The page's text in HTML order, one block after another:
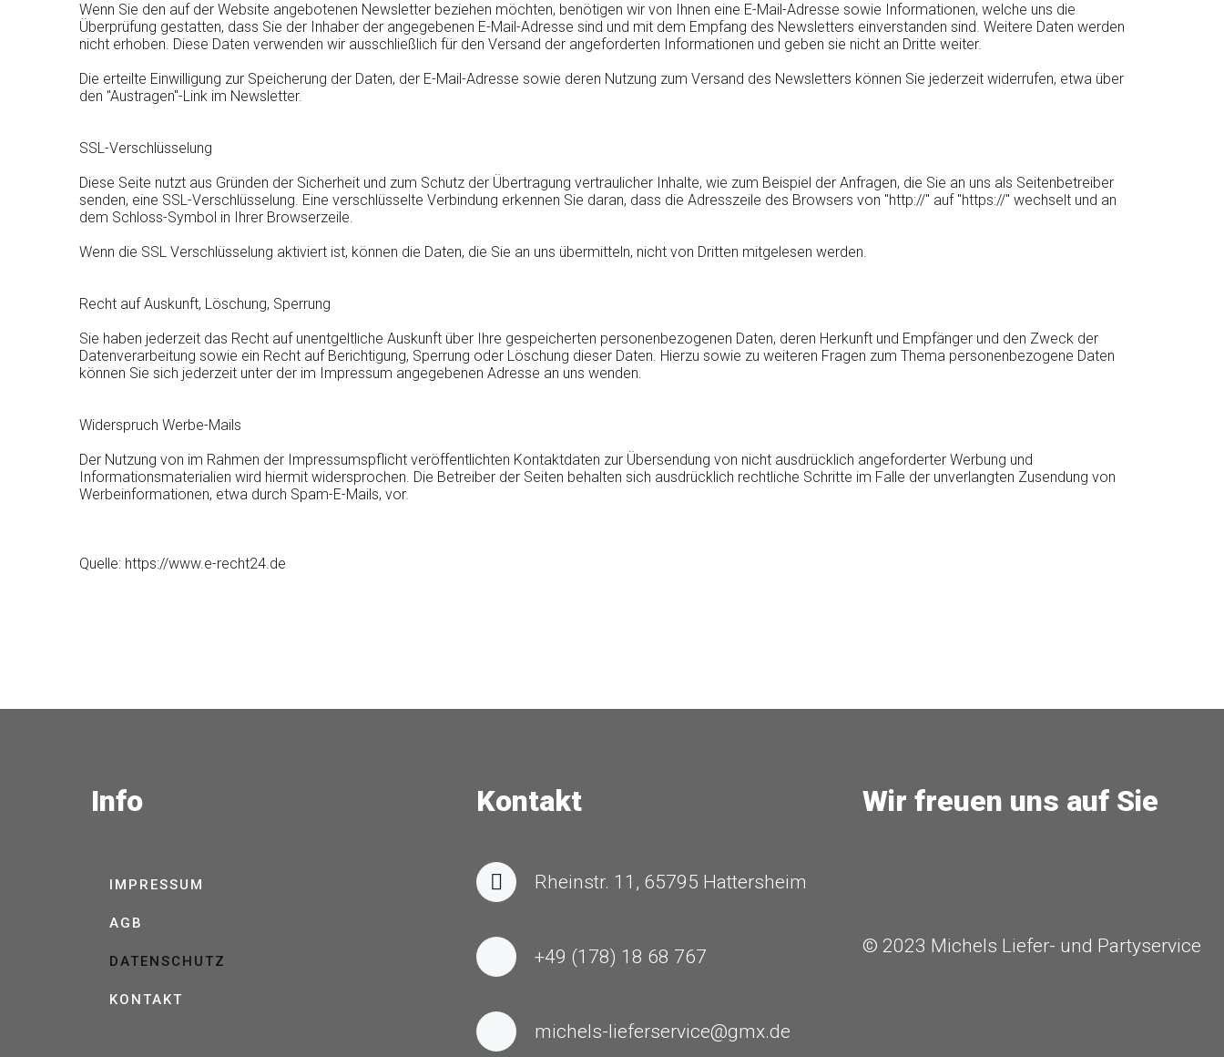
Wenn Sie den auf der Website angebotenen Newsletter beziehen möchten, benötigen wir von Ihnen eine E-Mail-Adresse sowie Informationen, welche uns die
Überprüfung gestatten, dass Sie der Inhaber der angegebenen E-Mail-Adresse sind und mit dem Empfang des Newsletters einverstanden sind. Weitere Daten werden
nicht erhoben. Diese Daten verwenden wir ausschließlich für den Versand der angeforderten Informationen und geben sie nicht an Dritte weiter.
Die erteilte Einwilligung zur Speicherung der Daten, der E-Mail-Adresse sowie deren Nutzung zum Versand des Newsletters können Sie jederzeit widerrufen, etwa über
den "Austragen"-Link im Newsletter.
SSL-Verschlüsselung
Diese Seite nutzt aus Gründen der Sicherheit und zum Schutz der Übertragung vertraulicher Inhalte, wie zum Beispiel der Anfragen, die Sie an uns als Seitenbetreiber
senden, eine SSL-Verschlüsselung. Eine verschlüsselte Verbindung erkennen Sie daran, dass die Adresszeile des Browsers von "http://" auf "https://" wechselt und an
dem Schloss-Symbol in Ihrer Browserzeile.
Wenn die SSL Verschlüsselung aktiviert ist, können die Daten, die Sie an uns übermitteln, nicht von Dritten mitgelesen werden.
Recht auf Auskunft, Löschung, Sperrung
Sie haben jederzeit das Recht auf unentgeltliche Auskunft über Ihre gespeicherten personenbezogenen Daten, deren Herkunft und Empfänger und den Zweck der
Datenverarbeitung sowie ein Recht auf Berichtigung, Sperrung oder Löschung dieser Daten. Hierzu sowie zu weiteren Fragen zum Thema personenbezogene Daten
können Sie sich jederzeit unter der im Impressum angegebenen Adresse an uns wenden.
Widerspruch Werbe-Mails
Der Nutzung von im Rahmen der Impressumspflicht veröffentlichten Kontaktdaten zur Übersendung von nicht ausdrücklich angeforderter Werbung und
Informationsmaterialien wird hiermit widersprochen. Die Betreiber der Seiten behalten sich ausdrücklich rechtliche Schritte im Falle der unverlangten Zusendung von
Werbeinformationen, etwa durch Spam-E-Mails, vor.
Quelle: https://www.e-recht24.de
Info
IMPRESSUM
AGB
DATENSCHUTZ
KONTAKT
Kontakt
Rheinstr. 11, 65795 Hattersheim
+49 (178) 18 68 767
michels-lieferservice@gmx.de
Wir freuen uns auf Sie
© 2023 Michels Liefer- und Partyservice